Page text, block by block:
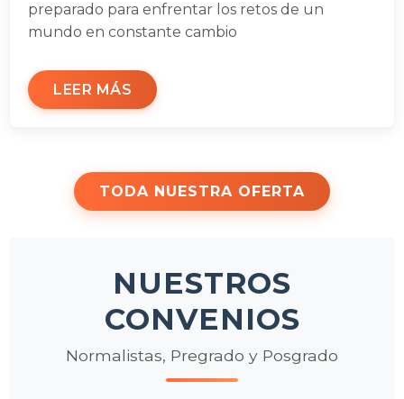
preparado para enfrentar los retos de un
mundo en constante cambio
LEER MÁS
TODA NUESTRA OFERTA
NUESTROS
CONVENIOS
Normalistas, Pregrado y Posgrado